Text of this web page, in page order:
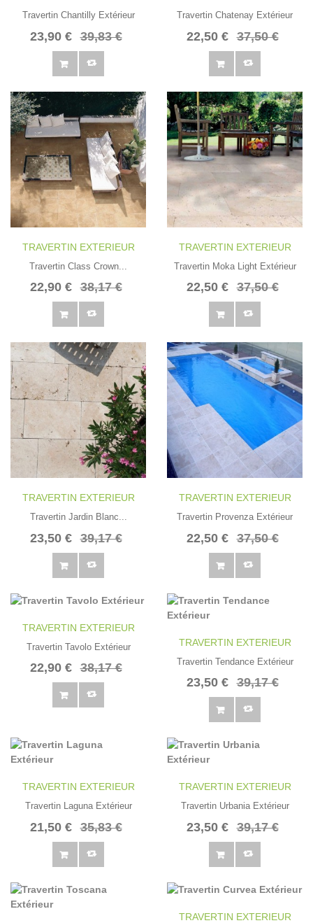
Travertin Chantilly Extérieur
23,90 € 39,83 €
Travertin Chatenay Extérieur
22,50 € 37,50 €
TRAVERTIN EXTERIEUR
Travertin Class Crown...
22,90 € 38,17 €
TRAVERTIN EXTERIEUR
Travertin Moka Light Extérieur
22,50 € 37,50 €
TRAVERTIN EXTERIEUR
Travertin Jardin Blanc...
23,50 € 39,17 €
TRAVERTIN EXTERIEUR
Travertin Provenza Extérieur
22,50 € 37,50 €
TRAVERTIN EXTERIEUR
Travertin Tavolo Extérieur
22,90 € 38,17 €
TRAVERTIN EXTERIEUR
Travertin Tendance Extérieur
23,50 € 39,17 €
TRAVERTIN EXTERIEUR
Travertin Laguna Extérieur
21,50 € 35,83 €
TRAVERTIN EXTERIEUR
Travertin Urbania Extérieur
23,50 € 39,17 €
TRAVERTIN EXTERIEUR